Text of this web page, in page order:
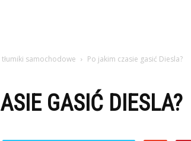
samochodowe Po jakim czasie gasić Diesla?
GASIĆ DIESLA?